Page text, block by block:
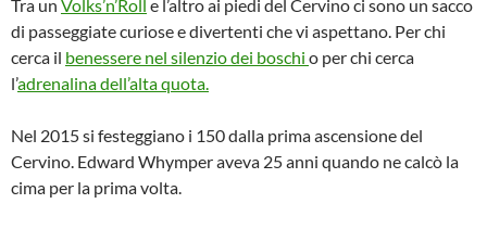
Tra un Volks’n’Roll e l’altro ai piedi del Cervino ci sono un sacco
di passeggiate curiose e divertenti che vi aspettano. Per chi
cerca il benessere nel silenzio dei boschi o per chi cerca
l’adrenalina dell’alta quota.
Nel 2015 si festeggiano i 150 dalla prima ascensione del
Cervino. Edward Whymper aveva 25 anni quando ne calcò la
cima per la prima volta.